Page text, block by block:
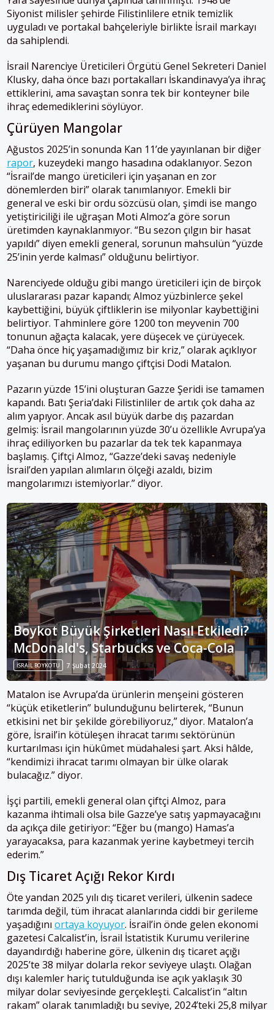
Siyonist milisler şehirde Filistinlilere etnik temizlik
uyguladı ve portakal bahçeleriyle birlikte İsrail markayı
da sahiplendi.
İsrail Narenciye Üreticileri Örgütü Genel Sekreteri Daniel
Klusky, daha önce bazı portakalları İskandinavya’ya ihraç
ettiklerini, ama savaştan sonra tek bir konteyner bile
ihraç edemediklerini söylüyor.
Çürüyen Mangolar
Ağustos 2025’in sonunda Kan 11’de yayınlanan bir diğer
rapor, kuzeydeki mango hasadına odaklanıyor. Sezon
“İsrail’de mango üreticileri için yaşanan en zor
dönemlerden biri” olarak tanımlanıyor. Emekli bir
general ve eski bir ordu sözcüsü olan, şimdi ise mango
yetiştiriciliği ile uğraşan Moti Almoz’a göre sorun
üretimden kaynaklanmıyor. “Bu sezon çılgın bir hasat
yapıldı” diyen emekli general, sorunun mahsulün “yüzde
25’inin yerde kalması” olduğunu belirtiyor.
Narenciyede olduğu gibi mango üreticileri için de birçok
uluslararası pazar kapandı; Almoz yüzbinlerce şekel
kaybettiğini, büyük çiftliklerin ise milyonlar kaybettiğini
belirtiyor. Tahminlere göre 1200 ton meyvenin 700
tonunun ağaçta kalacak, yere düşecek ve çürüyecek.
“Daha önce hiç yaşamadığımız bir kriz,” olarak açıklıyor
yaşanan bu durumu mango çiftçisi Dodi Matalon.
Pazarın yüzde 15’ini oluşturan Gazze Şeridi ise tamamen
kapandı. Batı Şeria’daki Filistinliler de artık çok daha az
alım yapıyor. Ancak asıl büyük darbe dış pazardan
gelmiş: İsrail mangolarının yüzde 30’u özellikle Avrupa’ya
ihraç ediliyorken bu pazarlar da tek tek kapanmaya
başlamış. Çiftçi Almoz, “Gazze’deki savaş nedeniyle
İsrail’den yapılan alımların ölçeği azaldı, bizim
mangolarımızı istemiyorlar.” diyor.
Boykot Büyük Şirketleri Nasıl Etkiledi?
McDonald's, Starbucks ve Coca-Cola
İSRAIL BOYKOTU 7 Şubat 2024
Matalon ise Avrupa’da ürünlerin menşeini gösteren
“küçük etiketlerin” bulunduğunu belirterek, “Bunun
etkisini net bir şekilde görebiliyoruz,” diyor. Matalon’a
göre, İsrail’in kötüleşen ihracat tarımı sektörünün
kurtarılması için hükûmet müdahalesi şart. Aksi hâlde,
“kendimizi ihracat tarımı olmayan bir ülke olarak
bulacağız.” diyor.
İşçi partili, emekli general olan çiftçi Almoz, para
kazanma ihtimali olsa bile Gazze’ye satış yapmayacağını
da açıkça dile getiriyor: “Eğer bu (mango) Hamas’a
yarayacaksa, para kazanmak yerine kaybetmeyi tercih
ederim.”
Dış Ticaret Açığı Rekor Kırdı
Öte yandan 2025 yılı dış ticaret verileri, ülkenin sadece
tarımda değil, tüm ihracat alanlarında ciddi bir gerileme
yaşadığını ortaya koyuyor. İsrail’in önde gelen ekonomi
gazetesi Calcalist’in, İsrail İstatistik Kurumu verilerine
dayandırdığı haberine göre, ülkenin dış ticaret açığı
2025’te 38 milyar dolarla rekor seviyeye ulaştı. Olağan
dışı kalemler hariç tutulduğunda ise açık yaklaşık 30
milyar dolar seviyesinde gerçekleşti. Calcalist’in “altın
rakam” olarak tanımladığı bu seviye, 2024’teki 25,8 milyar